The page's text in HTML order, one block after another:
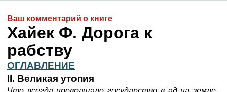
Ваш комментарий о книге
Хайек Ф. Дорога к
рабству
ОГЛАВЛЕНИЕ
II. Великая утопия